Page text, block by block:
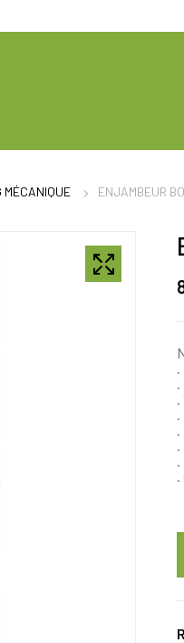
MÉCANIQUE ENJAMBEUR
.
.
.
.
.
.
.